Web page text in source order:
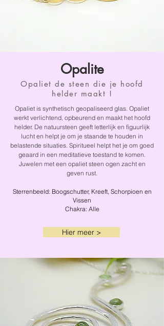
Opalite
Opaliet de steen die je hoofd
helder maakt !
Opaliet is synthetisch geopaliseerd glas. Opaliet
werkt verlichtend, opbeurend en maakt het hoofd
helder. De natuursteen geeft letterlijk en figuurlijk
lucht en helpt je om je staande te houden in
belastende situaties. Spiritueel helpt het je om goed
geaard in een meditatieve toestand te komen.
Juwelen met een opaliet steen ogen zacht en
geven rust.
Sterrenbeeld: Boogschutter, Kreeft, Schorpioen en
Vissen
Chakra: Alle
Hier meer >